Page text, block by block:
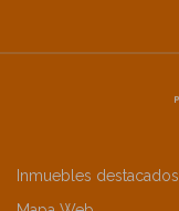
Inmuebles destacados